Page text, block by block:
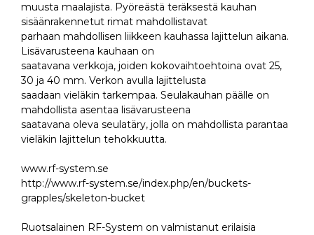
muusta maalajista. Pyöreästä teräksestä kauhan
sisäänrakennetut rimat mahdollistavat
parhaan mahdollisen liikkeen kauhassa lajittelun aikana.
Lisävarusteena kauhaan on
saatavana verkkoja, joiden kokovaihtoehtoina ovat 25,
30 ja 40 mm. Verkon avulla lajittelusta
saadaan vieläkin tarkempaa. Seulakauhan päälle on
mahdollista asentaa lisävarusteena
saatavana oleva seulatäry, jolla on mahdollista parantaa
vieläkin lajittelun tehokkuutta.
www.rf-system.se
http://www.rf-system.se/index.php/en/buckets-
grapples/skeleton-bucket
Ruotsalainen RF-System on valmistanut erilaisia